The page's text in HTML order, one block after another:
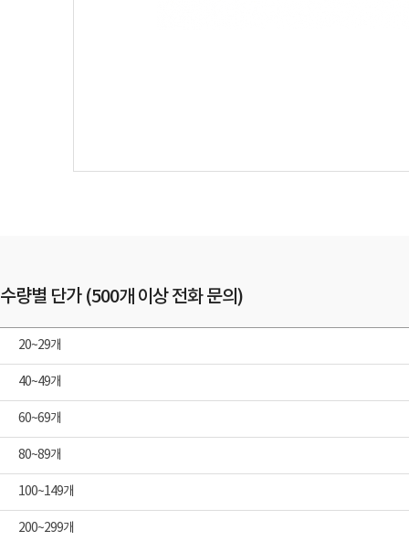
수량별 단가 (500개 이상 전화 문의)
20~29개
40~49개
60~69개
80~89개
100~149개
200~299개